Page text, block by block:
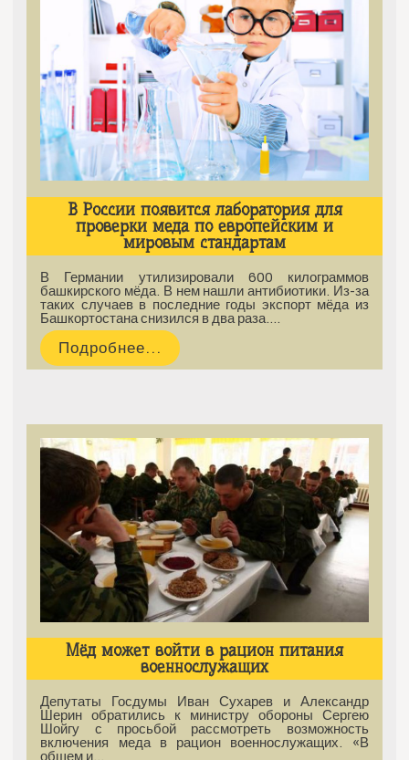
В России появится лаборатория для
проверки меда по европейским и
мировым стандартам
В Германии утилизировали 600 килограммов
башкирского мёда. В нем нашли антибиотики. Из-за
таких случаев в последние годы экспорт мёда из
Башкортостана снизился в два раза.…
Подробнее...
Мёд может войти в рацион питания
военнослужащих
Депутаты Госдумы Иван Сухарев и Александр
Шерин обратились к министру обороны Сергею
Шойгу с просьбой рассмотреть возможность
включения меда в рацион военнослужащих. «В
общем и…